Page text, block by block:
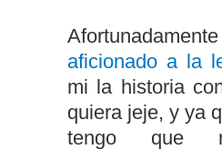
aficionado a la
mi la historia
quiera jeje, y ya
tengo que